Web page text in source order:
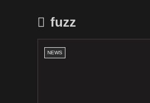
fuzz
NEWS